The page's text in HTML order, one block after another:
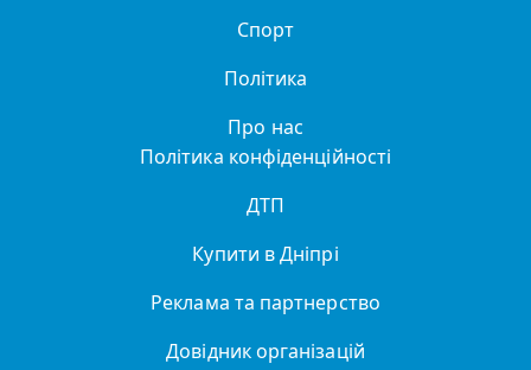
Спорт
Політика
Про нас
Політика конфіденційності
ДТП
Купити в Дніпрі
Реклама та партнерство
Довідник організацій